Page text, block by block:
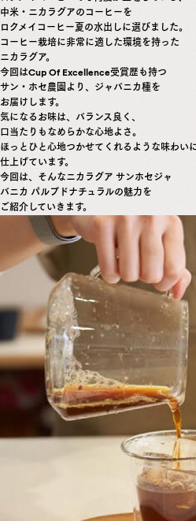
中米・ニカラグアのコーヒーを
ロクメイコーヒー夏の水出しに選びました。
コーヒー栽培に非常に適した環境を持った
ニカラグア。
今回はCup Of Excellence受賞歴も持つ
サン・ホセ農園より、ジャバニカ種を
お届けします。
気になるお味は、バランス良く、
口当たりもなめらかな心地よさ。
ほっとひと心地つかせてくれるような味わい
仕上げています。
今回は、そんなニカラグア サンホセジャ
バニカ パルプドナチュラルの魅力を
ご紹介していきます。